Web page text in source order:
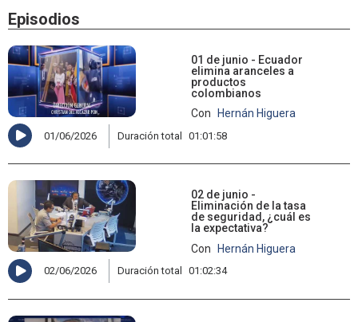
Episodios
01 de junio - Ecuador
elimina aranceles a
productos
colombianos
Con
Hernán Higuera
01/06/2026 Duración total 01:01:58
02 de junio -
Eliminación de la tasa
de seguridad, ¿cuál es
la expectativa?
Con
Hernán Higuera
02/06/2026 Duración total 01:02:34